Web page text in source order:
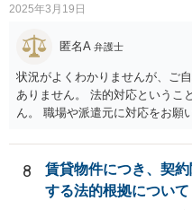
2025年3月19日
匿名A 弁護士
状況がよくわかりませんが、ご
ありません。 法的対応というこ
ん。 職場や派遣元に対応をお願
8
賃貸物件につき、契
する法的根拠について